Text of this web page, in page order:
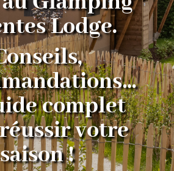
Lodge.
complet
votre
saison !